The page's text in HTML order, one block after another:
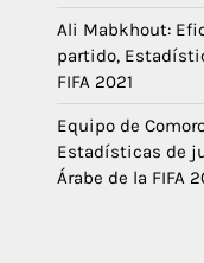
Ali Mabkhout:
partido,
FIFA 2021
Equipo de
Estadísticas de
Árabe de la FIFA